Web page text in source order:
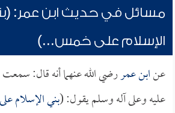
مسائل في حديث ابن عمر:
الإسلام على خمس...)
عنابن عمررضي الله عنهما أنه قال:
عليه وعلى آله وسلم يقول: (بني الإسلام